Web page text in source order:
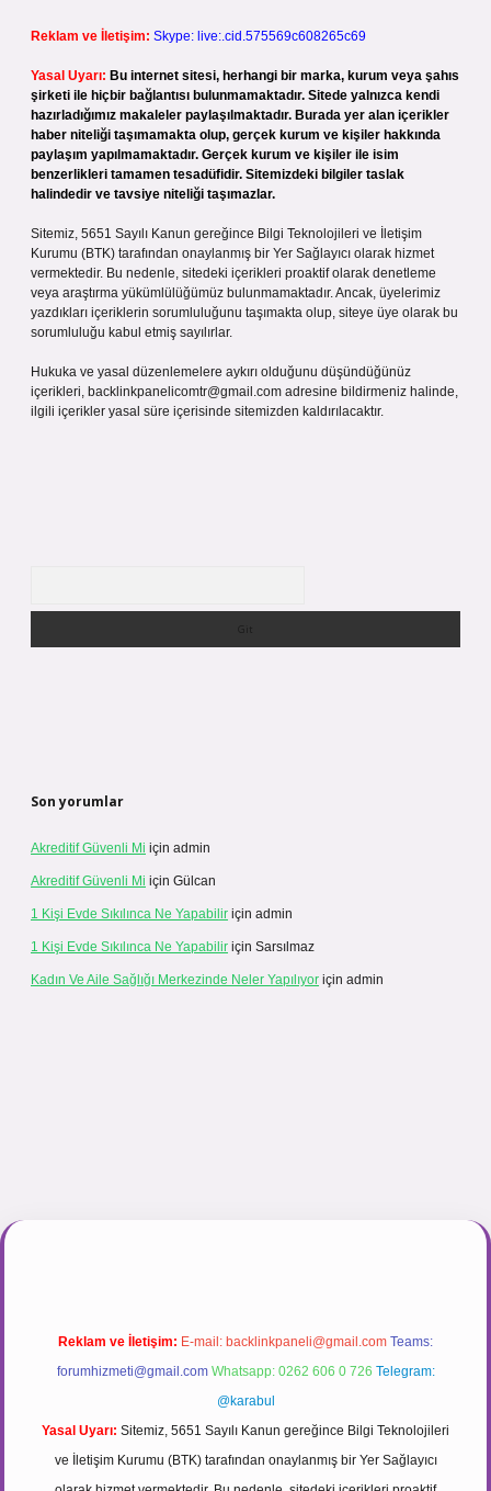
Reklam ve İletişim: Skype: live:.cid.575569c608265c69
Yasal Uyarı: Bu internet sitesi, herhangi bir marka, kurum veya şahıs
şirketi ile hiçbir bağlantısı bulunmamaktadır. Sitede yalnızca kendi
hazırladığımız makaleler paylaşılmaktadır. Burada yer alan içerikler
haber niteliği taşımamakta olup, gerçek kurum ve kişiler hakkında
paylaşım yapılmamaktadır. Gerçek kurum ve kişiler ile isim
benzerlikleri tamamen tesadüfidir. Sitemizdeki bilgiler taslak
halindedir ve tavsiye niteliği taşımazlar.
Sitemiz, 5651 Sayılı Kanun gereğince Bilgi Teknolojileri ve İletişim
Kurumu (BTK) tarafından onaylanmış bir Yer Sağlayıcı olarak hizmet
vermektedir. Bu nedenle, sitedeki içerikleri proaktif olarak denetleme
veya araştırma yükümlülüğümüz bulunmamaktadır. Ancak, üyelerimiz
yazdıkları içeriklerin sorumluluğunu taşımakta olup, siteye üye olarak bu
sorumluluğu kabul etmiş sayılırlar.
Hukuka ve yasal düzenlemelere aykırı olduğunu düşündüğünüz
içerikleri, backlinkpanelicomtr@gmail.com adresine bildirmeniz halinde,
ilgili içerikler yasal süre içerisinde sitemizden kaldırılacaktır.
Son yorumlar
Akreditif Güvenli Mi için admin
Akreditif Güvenli Mi için Gülcan
1 Kişi Evde Sıkılınca Ne Yapabilir için admin
1 Kişi Evde Sıkılınca Ne Yapabilir için Sarsılmaz
Kadın Ve Aile Sağlığı Merkezinde Neler Yapılıyor için admin
Reklam ve İletişim: E-mail: backlinkpaneli@gmail.com Teams:
forumhizmeti@gmail.com Whatsapp: 0262 606 0 726 Telegram:
@karabul
Yasal Uyarı: Sitemiz, 5651 Sayılı Kanun gereğince Bilgi Teknolojileri
ve İletişim Kurumu (BTK) tarafından onaylanmış bir Yer Sağlayıcı